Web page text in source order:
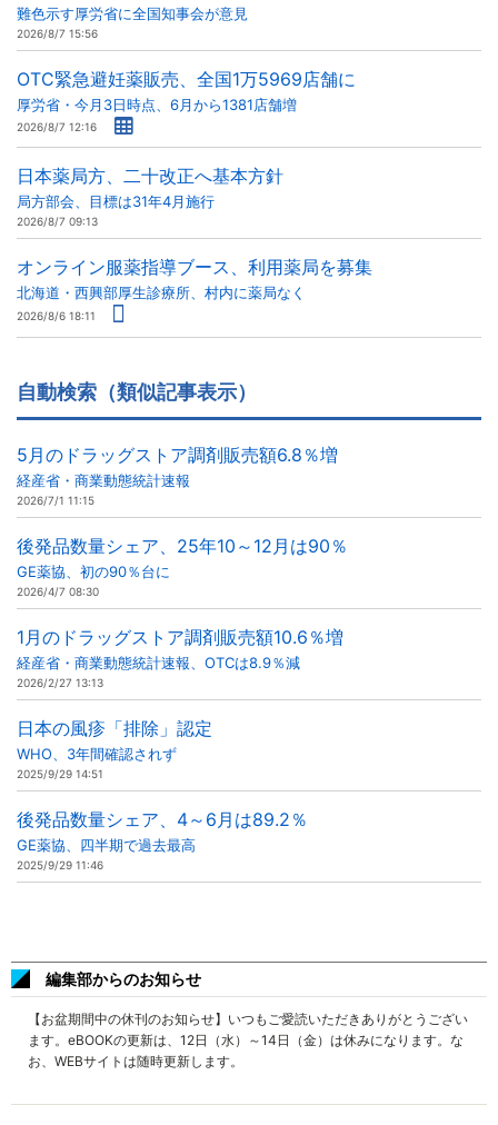
難色示す厚労省に全国知事会が意見
2026/8/7 15:56
OTC緊急避妊薬販売、全国1万5969店舗に
厚労省・今月3日時点、6月から1381店舗増
2026/8/7 12:16
日本薬局方、二十改正へ基本方針
局方部会、目標は31年4月施行
2026/8/7 09:13
オンライン服薬指導ブース、利用薬局を募集
北海道・西興部厚生診療所、村内に薬局なく
2026/8/6 18:11
自動検索（類似記事表示）
5月のドラッグストア調剤販売額6.8％増
経産省・商業動態統計速報
2026/7/1 11:15
後発品数量シェア、25年10～12月は90％
GE薬協、初の90％台に
2026/4/7 08:30
1月のドラッグストア調剤販売額10.6％増
経産省・商業動態統計速報、OTCは8.9％減
2026/2/27 13:13
日本の風疹「排除」認定
WHO、3年間確認されず
2025/9/29 14:51
後発品数量シェア、4～6月は89.2％
GE薬協、四半期で過去最高
2025/9/29 11:46
編集部からのお知らせ
【お盆期間中の休刊のお知らせ】いつもご愛読いただきありがとうござい
ます。eBOOKの更新は、12日（水）～14日（金）は休みになります。な
お、WEBサイトは随時更新します。